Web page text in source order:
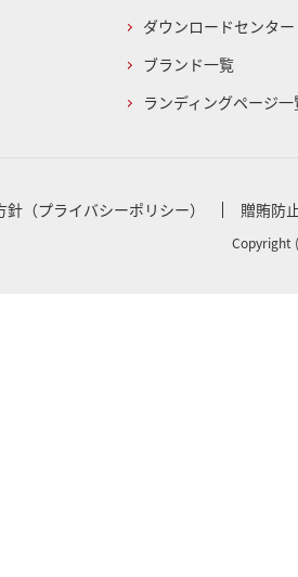
ダウンロードセンター
ブランド一覧
ランディングページ一
（プライバシーポリシー） 贈賄防
Copyright